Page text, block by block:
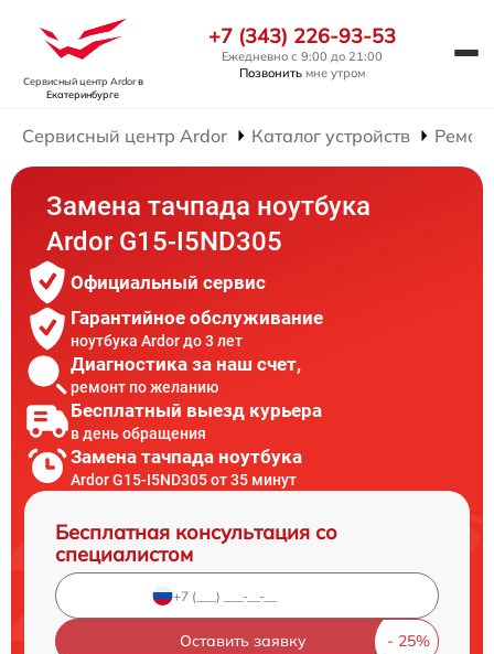
Сервисный центр Ardorв
Екатеринбурге
+7 (343) 226-93-53
Ежедневно с 9:00 до 21:00
Позвонить мне утром
Сервисный центр Ardor Каталог устройств
Замена тачпада ноутбука
Ardor G15-I5ND305
Официальный сервис
Гарантийное обслуживание
ноутбука Ardor до 3 лет
Диагностика за наш счет,
ремонт по желанию
Бесплатный выезд курьера
в день обращения
Замена тачпада ноутбука
Ardor G15-I5ND305 от 35 минут
Бесплатная консультация со
специалистом
Оставить заявку